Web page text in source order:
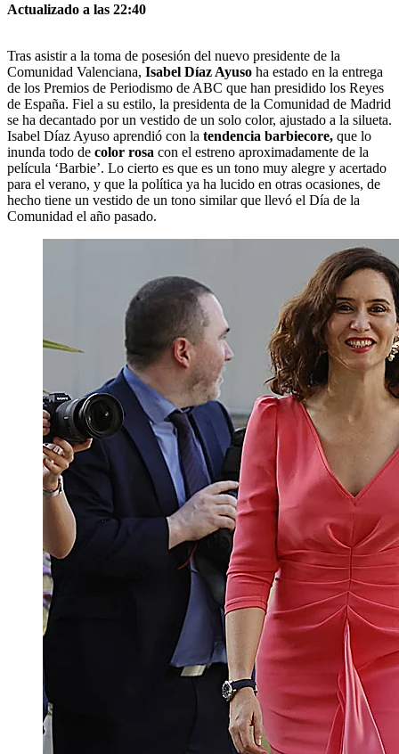
Actualizado a las 22:40
Tras asistir a la toma de posesión del nuevo presidente de la
Comunidad Valenciana, Isabel Díaz Ayuso ha estado en la entrega
de los Premios de Periodismo de ABC que han presidido los Reyes
de España. Fiel a su estilo, la presidenta de la Comunidad de Madrid
se ha decantado por un vestido de un solo color, ajustado a la silueta.
Isabel Díaz Ayuso aprendió con la tendencia barbiecore, que lo
inunda todo de color rosa con el estreno aproximadamente de la
película ‘Barbie’. Lo cierto es que es un tono muy alegre y acertado
para el verano, y que la política ya ha lucido en otras ocasiones, de
hecho tiene un vestido de un tono similar que llevó el Día de la
Comunidad el año pasado.